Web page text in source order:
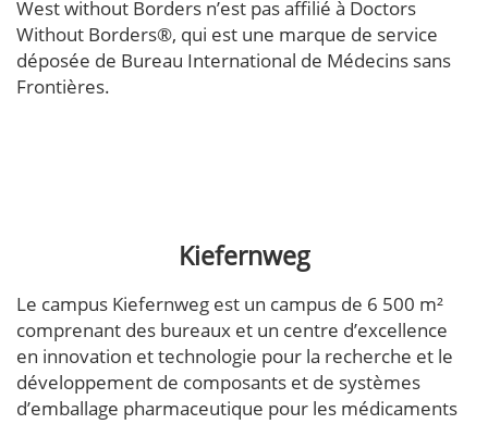
West without Borders n’est pas affilié à Doctors
Without Borders®, qui est une marque de service
déposée de Bureau International de Médecins sans
Frontières.
Kiefernweg
Le campus Kiefernweg est un campus de 6 500 m²
comprenant des bureaux et un centre d’excellence
en innovation et technologie pour la recherche et le
développement de composants et de systèmes
d’emballage pharmaceutique pour les médicaments